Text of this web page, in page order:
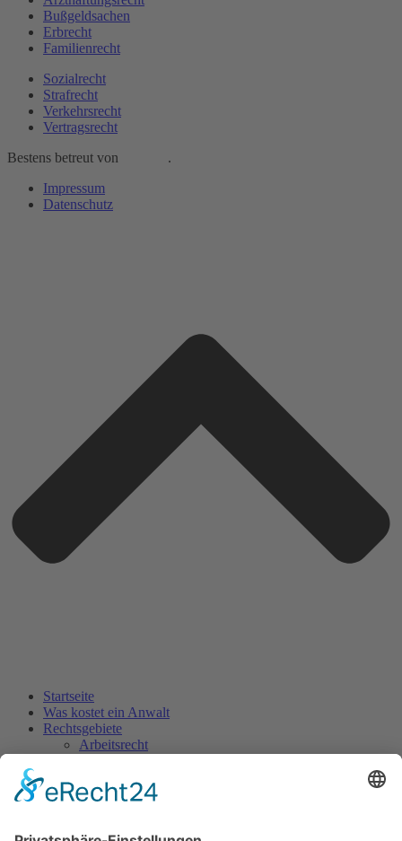
Bußgeldsachen
Erbrecht
Familienrecht
Sozialrecht
Strafrecht
Verkehrsrecht
Vertragsrecht
Bestens betreut von
.
Impressum
Datenschutz
Startseite
Was kostet ein Anwalt
Rechtsgebiete
Arbeitsrecht
Erbrecht